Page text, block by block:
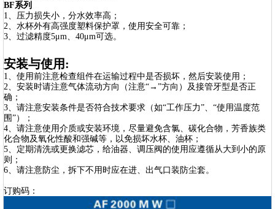
BF系列
1、压力损失小，分水效率高；
2、水杯外有高强度塑料保护罩，使用安全可靠；
3、过滤精度5μm、40μm可选。
安装与使用:
1、使用前注意检查组件在运输过程中是否损坏，然后安装使用；
2、安装时请注意气体流动方向（注意“→”方向）及接管牙型是否正
确；
3、请注意安装条件是否符合技术要求（如“工作压力”、“使用温度范
围”）；
4、请注意使用介质或安装环境，尽量避免含氯、碳化合物，芳香族类
化合物及氧化性酸和强碱等，以免损坏水杯、油杯；
5、定期清洗或更换滤芯，给油器、调压阀的使用应遵循从大到小的原
则；
6、请注意防尘，拆下不用时应在进、出气口装防尘套。
订购码：